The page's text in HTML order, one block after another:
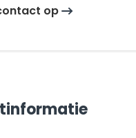
op